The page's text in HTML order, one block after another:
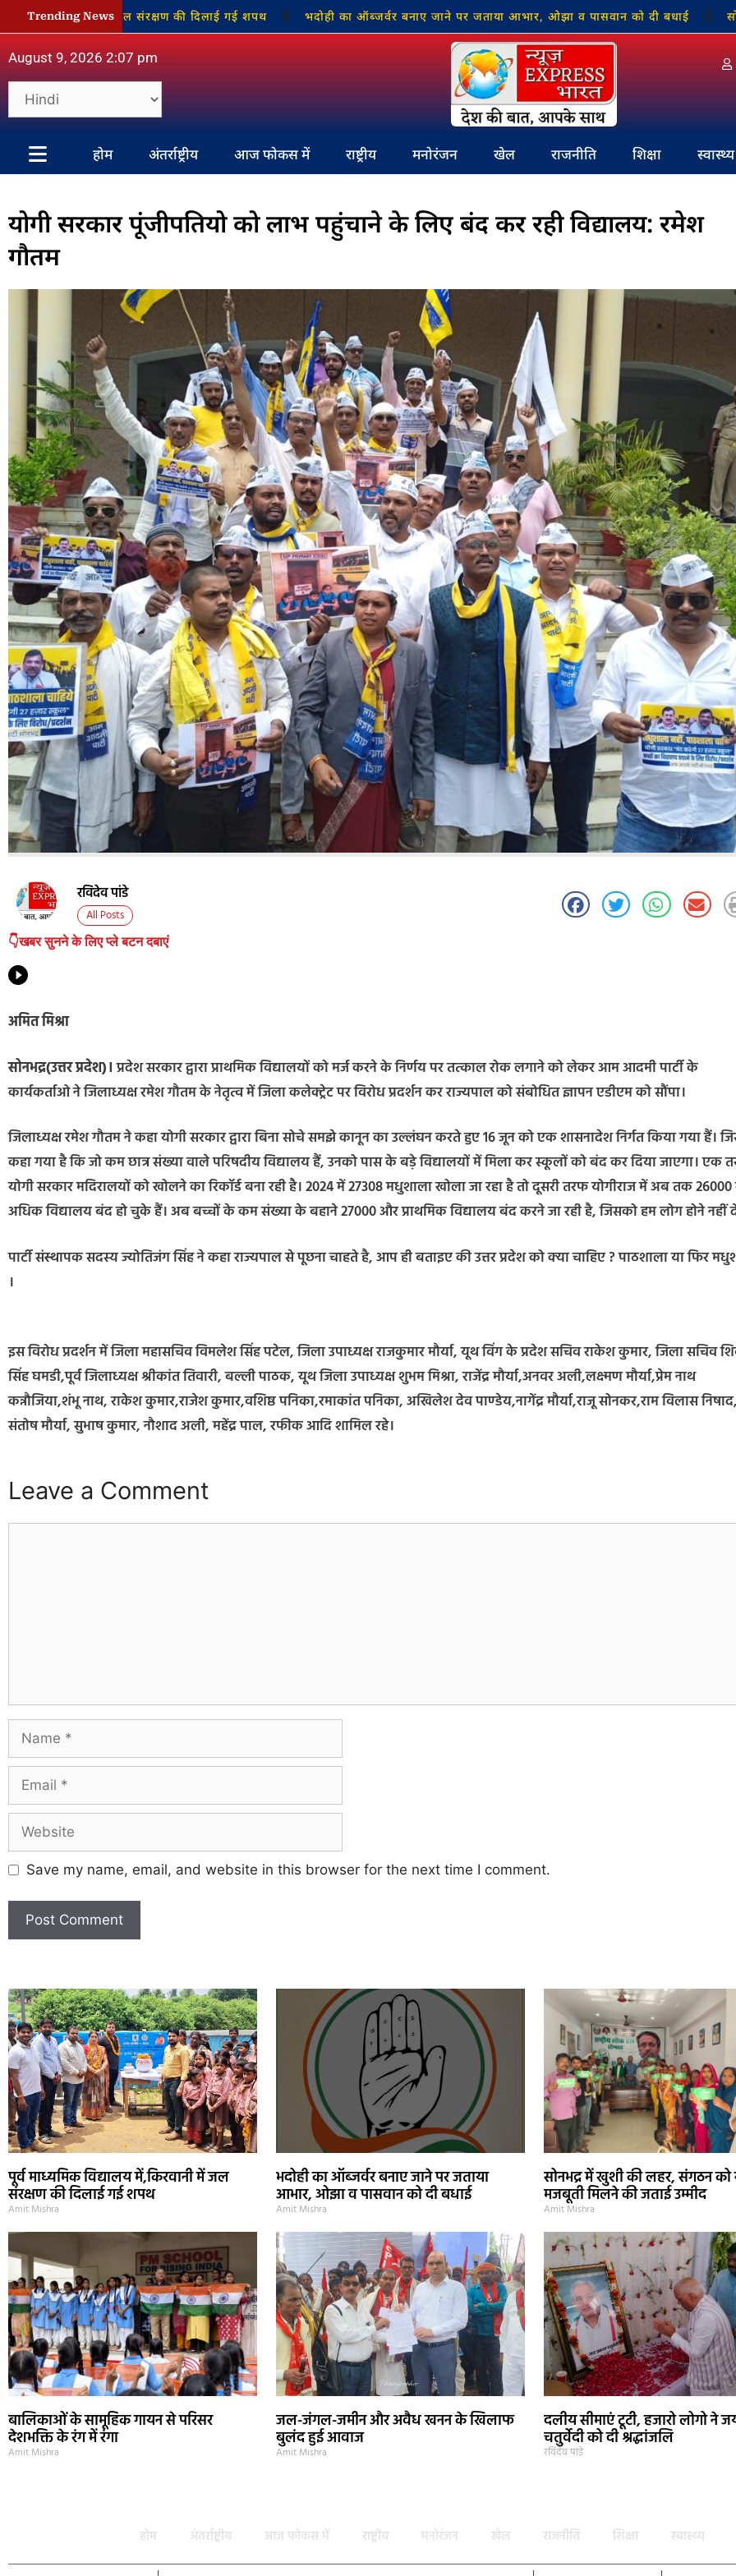
Trending News
में,किरवानी में जल संरक्षण की दिलाई गई शपथ भदोही का ऑब्जर्वर बनाए जाने पर जताया आभार, ओझा व पासवान को दी बधाई सोनभद्र में
August 9, 2026 2:07 pm
होम अंतर्राष्ट्रीय आज फोकस में राष्ट्रीय मनोरंजन खेल राजनीति शिक्षा स्वास्थ्य
योगी सरकार पूंजीपतियो को लाभ पहुंचाने के लिए बंद कर रही विद्यालय: रमेश
गौतम
रविदेव पांडे
All Posts
👇खबर सुनने के लिए प्ले बटन दबाएं
अमित मिश्रा
सोनभद्र(उत्तर प्रदेश)।प्रदेश सरकार द्वारा प्राथमिक विद्यालयों को मर्ज करने के निर्णय पर तत्काल रोक लगाने को लेकर आम आदमी पार्टी के
कार्यकर्ताओ ने जिलाध्यक्ष रमेश गौतम के नेतृत्व में जिला कलेक्ट्रेट पर विरोध प्रदर्शन कर राज्यपाल को संबोधित ज्ञापन एडीएम को सौंपा।
जिलाध्यक्ष रमेश गौतम ने कहा योगी सरकार द्वारा बिना सोचे समझे कानून का उल्लंघन करते हुए 16 जून को एक शासनादेश निर्गत किया गया हैं।
कहा गया है कि जो कम छात्र संख्या वाले परिषदीय विद्यालय हैं, उनको पास के बड़े विद्यालयों में मिला कर स्कूलों को बंद कर दिया जाएगा। एक
योगी सरकार मदिरालयों को खोलने का रिकॉर्ड बना रही है। 2024 में 27308 मधुशाला खोला जा रहा है तो दूसरी तरफ योगीराज में अब तक
अधिक विद्यालय बंद हो चुके हैं। अब बच्चों के कम संख्या के बहाने 27000 और प्राथमिक विद्यालय बंद करने जा रही है, जिसको हम लोग होने नहीं
पार्टी संस्थापक सदस्य ज्योतिजंग सिंह ने कहा राज्यपाल से पूछना चाहते है, आप ही बताइए की उत्तर प्रदेश को क्या चाहिए ? पाठशाला या फिर
।
इस विरोध प्रदर्शन में जिला महासचिव विमलेश सिंह पटेल, जिला उपाध्यक्ष राजकुमार मौर्या, यूथ विंग के प्रदेश सचिव राकेश कुमार, जिला सचिव
सिंह घमडी,पूर्व जिलाध्यक्ष श्रीकांत तिवारी, बल्ली पाठक, यूथ जिला उपाध्यक्ष शुभम मिश्रा, राजेंद्र मौर्या,अनवर अली,लक्ष्मण मौर्या,प्रेम नाथ
कन्नौजिया,शंभू नाथ, राकेश कुमार,राजेश कुमार,वशिष्ठ पनिका,रमाकांत पनिका, अखिलेश देव पाण्डेय,नागेंद्र मौर्या,राजू सोनकर,राम विलास निषाद,
संतोष मौर्या, सुभाष कुमार, नौशाद अली, महेंद्र पाल, रफीक आदि शामिल रहे।
Leave a Comment
Save my name, email, and website in this browser for the next time I comment.
पूर्व माध्यमिक विद्यालय में,किरवानी में जल
संरक्षण की दिलाई गई शपथ
Amit Mishra
भदोही का ऑब्जर्वर बनाए जाने पर जताया
आभार, ओझा व पासवान को दी बधाई
Amit Mishra
सोनभद्र में खुशी की लहर, संगठन को
मजबूती मिलने की जताई उम्मीद
Amit Mishra
बालिकाओं के सामूहिक गायन से परिसर
देशभक्ति के रंग में रंगा
Amit Mishra
जल-जंगल-जमीन और अवैध खनन के खिलाफ
बुलंद हुई आवाज
Amit Mishra
दलीय सीमाएं टूटी, हजारो लोगो ने
चतुर्वेदी को दी श्रद्धांजलि
रविदेव पांडे
होम अंतर्राष्ट्रीय आज फोकस में राष्ट्रीय मनोरंजन खेल राजनीति शिक्षा स्वास्थ्य